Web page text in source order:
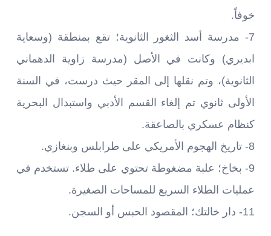
خوفاً.
7- مدرسة أسد الثغور الثانوية؛ تقع بمنطقة (وسعاية
ابديري) وكانت في الأصل (مدرسة زاوية الدهماني
الثانوية)، وتم نقلها إلى المقر حيث درست، في السنة
الأولى ثانوي تم إلغاء القسم الأدبي واستبدال البحرية
كنظام عسكري بالصاعقة.
8- تاريخ الهجوم الأمريكي على طرابلس وبنغازي.
9- بخاخ؛ علبة مضغوطة تحتوي على طلاء. تستخدم في
عمليات الطلاء السريع للمساحات الصغيرة.
11- دار خالتك؛ المقصود الحبس أو السجن.